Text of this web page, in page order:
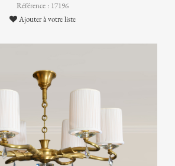
Référence : 17196
Ajouter à votre liste